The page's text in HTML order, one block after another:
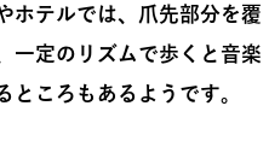
ホテルでは、爪先部分を覆
一定のリズムで歩くと音楽
ところもあるようです。